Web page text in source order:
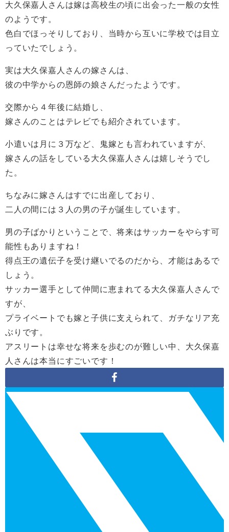
大久保嘉人さんは嫁は高校生の頃に出会った一般の女性
のようです。
色白でほっそりしており、当時から互いに学校では目立
っていたでしょう。
実は大久保嘉人さんの嫁さんは、
彼の中学からの恩師の娘さんだったようです。
交際から４年後に結婚し、
嫁さんのことはテレビでも紹介されています。
小遣いは月に３万など、鬼嫁とも言われていますが、
嫁さんの話をしている大久保嘉人さんは嬉しそうでし
た。
ちなみに嫁さんはすでに出産しており、
二人の間には３人の男の子が誕生しています。
男の子ばかりということで、将来はサッカーをやらす可
能性もありますね！
得点王の遺伝子を受け継いでるのだから、才能はあるで
しょう。
サッカー選手として仲間に恵まれてる大久保嘉人さんで
すが、
プライベートでも嫁と子供に支えられて、ガチなリア充
ぶりです。
アスリートは幸せな将来を歩むのが難しい中、大久保嘉
人さんは本当にすごいです！